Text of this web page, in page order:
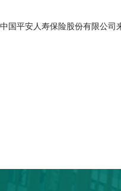
中国平安人寿保险股份有限公司